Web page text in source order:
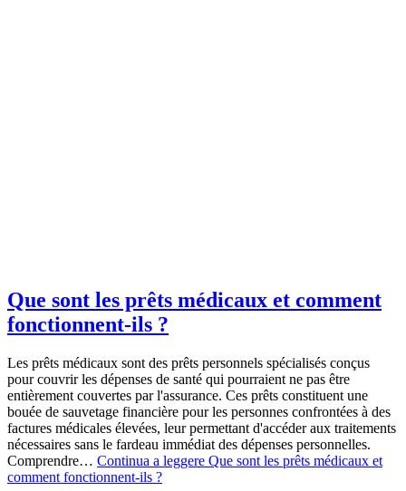
Que sont les prêts médicaux et comment
fonctionnent-ils ?
Les prêts médicaux sont des prêts personnels spécialisés conçus
pour couvrir les dépenses de santé qui pourraient ne pas être
entièrement couvertes par l'assurance. Ces prêts constituent une
bouée de sauvetage financière pour les personnes confrontées à des
factures médicales élevées, leur permettant d'accéder aux traitements
nécessaires sans le fardeau immédiat des dépenses personnelles.
Comprendre… Continua a leggere Que sont les prêts médicaux et
comment fonctionnent-ils ?